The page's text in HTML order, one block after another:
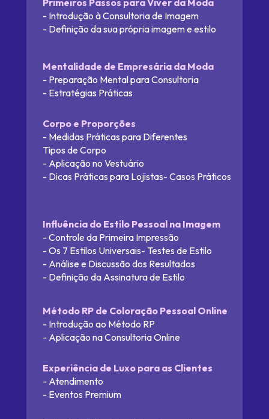
- Introdução à Consultoria de Imagem
- Definição da sua própria imagem e estilo
Mentalidade de Empresária da Moda
- Preparação Mental para Consultoria
- Estratégias Práticas
Influência do Estilo Pessoal na Imagem
- Controle da Primeira Impressão
- Os 7 Estilos Universais- Testes de Estilo
- Análise e Discussão dos Resultados
- Definição da Assinatura de Estilo
Método RP de Coloração Pessoal Online
- Introdução ao Método RP
- Aplicação na Consultoria Online
Corpo e Proporções
- Medidas Práticas para Diferentes
Tipos de Corpo
- Aplicação no Vestuário
- Dicas Práticas para Lojistas- Casos Práticos
Experiência de Luxo para as Clientes
- Atendimento
- Eventos Premium